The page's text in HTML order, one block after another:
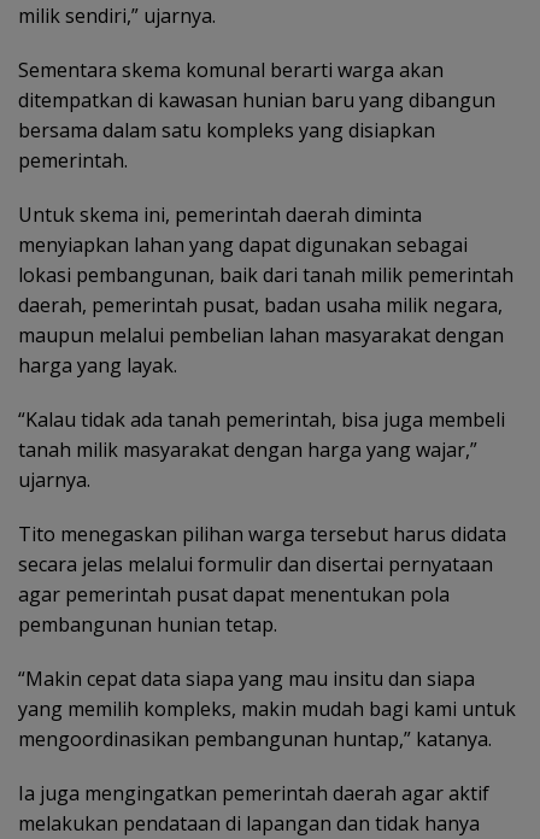
milik sendiri,” ujarnya.
Sementara skema komunal berarti warga akan
ditempatkan di kawasan hunian baru yang dibangun
bersama dalam satu kompleks yang disiapkan
pemerintah.
Untuk skema ini, pemerintah daerah diminta
menyiapkan lahan yang dapat digunakan sebagai
lokasi pembangunan, baik dari tanah milik pemerintah
daerah, pemerintah pusat, badan usaha milik negara,
maupun melalui pembelian lahan masyarakat dengan
harga yang layak.
“Kalau tidak ada tanah pemerintah, bisa juga membeli
tanah milik masyarakat dengan harga yang wajar,”
ujarnya.
Tito menegaskan pilihan warga tersebut harus didata
secara jelas melalui formulir dan disertai pernyataan
agar pemerintah pusat dapat menentukan pola
pembangunan hunian tetap.
“Makin cepat data siapa yang mau insitu dan siapa
yang memilih kompleks, makin mudah bagi kami untuk
mengoordinasikan pembangunan huntap,” katanya.
Ia juga mengingatkan pemerintah daerah agar aktif
melakukan pendataan di lapangan dan tidak hanya